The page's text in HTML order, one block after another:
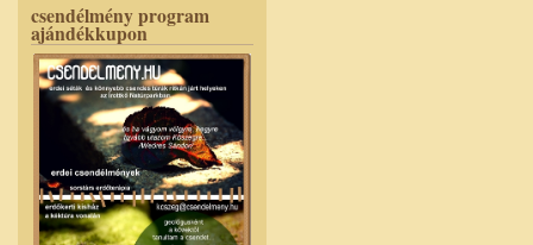
csendélmény program
ajándékkupon